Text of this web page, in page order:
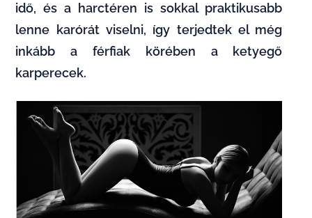
idő, és a harctéren is sokkal praktikusabb
lenne karórát viselni, így terjedtek el még
inkább a férfiak körében a ketyegő
karperecek.